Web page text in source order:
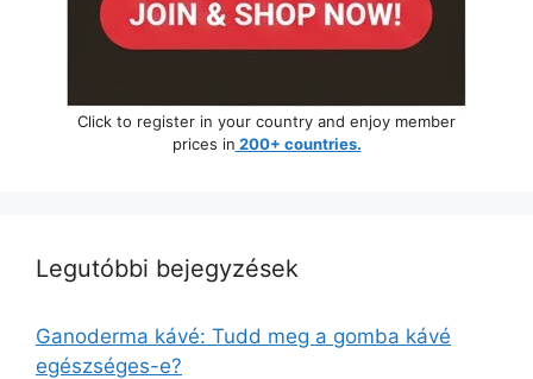
Click to register in your country and enjoy member
prices in 200+ countries.
Legutóbbi bejegyzések
Ganoderma kávé: Tudd meg a gomba kávé
egészséges-e?